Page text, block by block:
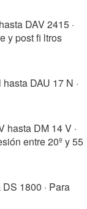
DAV 2415 ·
y post fi ltros
DAU 17 N ·
hasta DM 14 V ·
entre 20º y 55
1800 · Para